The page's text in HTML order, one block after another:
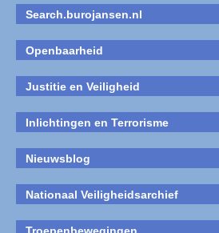
Search.burojansen.nl
Openbaarheid
Justitie en Veiligheid
Inlichtingen en Terrorisme
Nieuwsblog
Nationaal Veiligheidsarchief